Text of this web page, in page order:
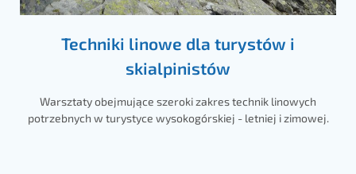
Techniki linowe dla turystów i
skialpinistów
Warsztaty obejmujące szeroki zakres technik linowych
potrzebnych w turystyce wysokogórskiej - letniej i zimowej.